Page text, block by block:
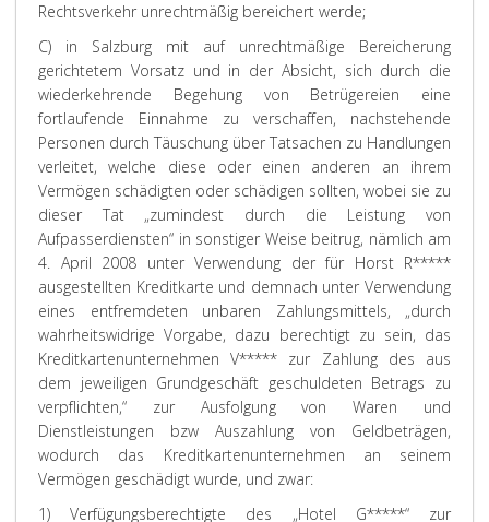
Rechtsverkehr unrechtmäßig bereichert werde;
C) in Salzburg mit auf unrechtmäßige Bereicherung
gerichtetem Vorsatz und in der Absicht, sich durch die
wiederkehrende Begehung von Betrügereien eine
fortlaufende Einnahme zu verschaffen, nachstehende
Personen durch Täuschung über Tatsachen zu Handlungen
verleitet, welche diese oder einen anderen an ihrem
Vermögen schädigten oder schädigen sollten, wobei sie zu
dieser Tat „zumindest durch die Leistung von
Aufpasserdiensten“ in sonstiger Weise beitrug, nämlich am
4. April 2008 unter Verwendung der für Horst R*****
ausgestellten Kreditkarte und demnach unter Verwendung
eines entfremdeten unbaren Zahlungsmittels, „durch
wahrheitswidrige Vorgabe, dazu berechtigt zu sein, das
Kreditkartenunternehmen V***** zur Zahlung des aus
dem jeweiligen Grundgeschäft geschuldeten Betrags zu
verpflichten,“ zur Ausfolgung von Waren und
Dienstleistungen bzw Auszahlung von Geldbeträgen,
wodurch das Kreditkartenunternehmen an seinem
Vermögen geschädigt wurde, und zwar:
1) Verfügungsberechtigte des „Hotel G*****“ zur